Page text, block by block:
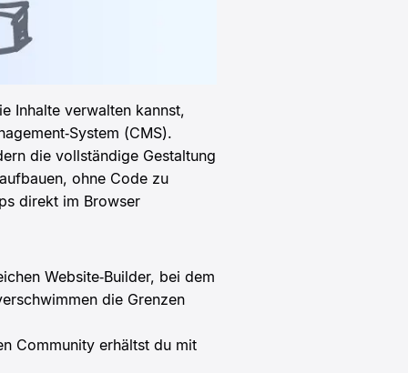
Inhalte verwalten kannst,
(CMS).
die vollständige Gestaltung
ohne Code zu
direkt im Browser
Website‑Builder, bei dem
die Grenzen
Community erhältst du mit